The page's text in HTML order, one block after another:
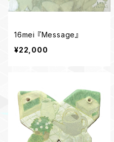
16mei 『Message』
¥22,000